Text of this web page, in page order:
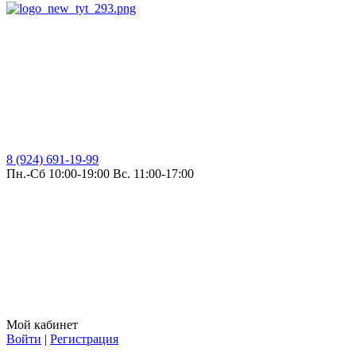
8 (924) 691-19-99
Пн.-Сб 10:00-19:00 Вс. 11:00-17:00
Мой кабинет
Войти | Регистрация